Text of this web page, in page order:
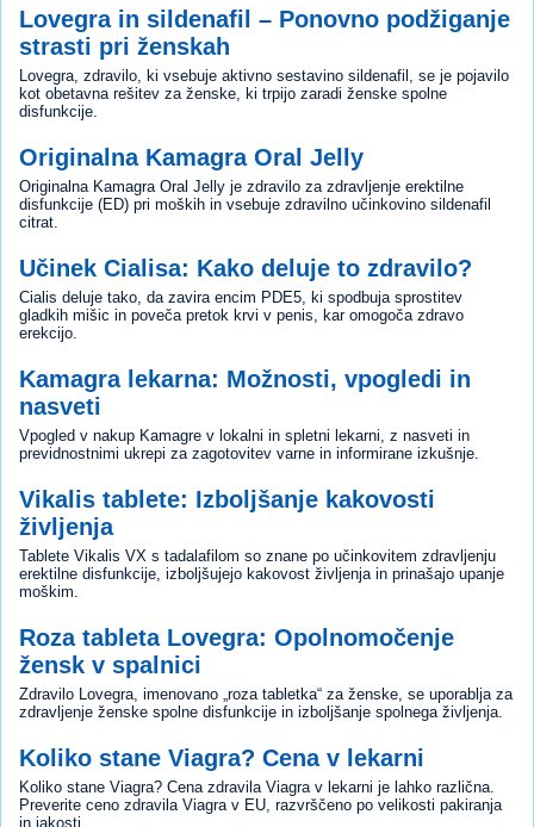
Lovegra in sildenafil – Ponovno podžiganje
strasti pri ženskah
Lovegra, zdravilo, ki vsebuje aktivno sestavino sildenafil, se je pojavilo
kot obetavna rešitev za ženske, ki trpijo zaradi ženske spolne
disfunkcije.
Originalna Kamagra Oral Jelly
Originalna Kamagra Oral Jelly je zdravilo za zdravljenje erektilne
disfunkcije (ED) pri moških in vsebuje zdravilno učinkovino sildenafil
citrat.
Učinek Cialisa: Kako deluje to zdravilo?
Cialis deluje tako, da zavira encim PDE5, ki spodbuja sprostitev
gladkih mišic in poveča pretok krvi v penis, kar omogoča zdravo
erekcijo.
Kamagra lekarna: Možnosti, vpogledi in
nasveti
Vpogled v nakup Kamagre v lokalni in spletni lekarni, z nasveti in
previdnostnimi ukrepi za zagotovitev varne in informirane izkušnje.
Vikalis tablete: Izboljšanje kakovosti
življenja
Tablete Vikalis VX s tadalafilom so znane po učinkovitem zdravljenju
erektilne disfunkcije, izboljšujejo kakovost življenja in prinašajo upanje
moškim.
Roza tableta Lovegra: Opolnomočenje
žensk v spalnici
Zdravilo Lovegra, imenovano „roza tabletka“ za ženske, se uporablja za
zdravljenje ženske spolne disfunkcije in izboljšanje spolnega življenja.
Koliko stane Viagra? Cena v lekarni
Koliko stane Viagra? Cena zdravila Viagra v lekarni je lahko različna.
Preverite ceno zdravila Viagra v EU, razvrščeno po velikosti pakiranja
in jakosti.